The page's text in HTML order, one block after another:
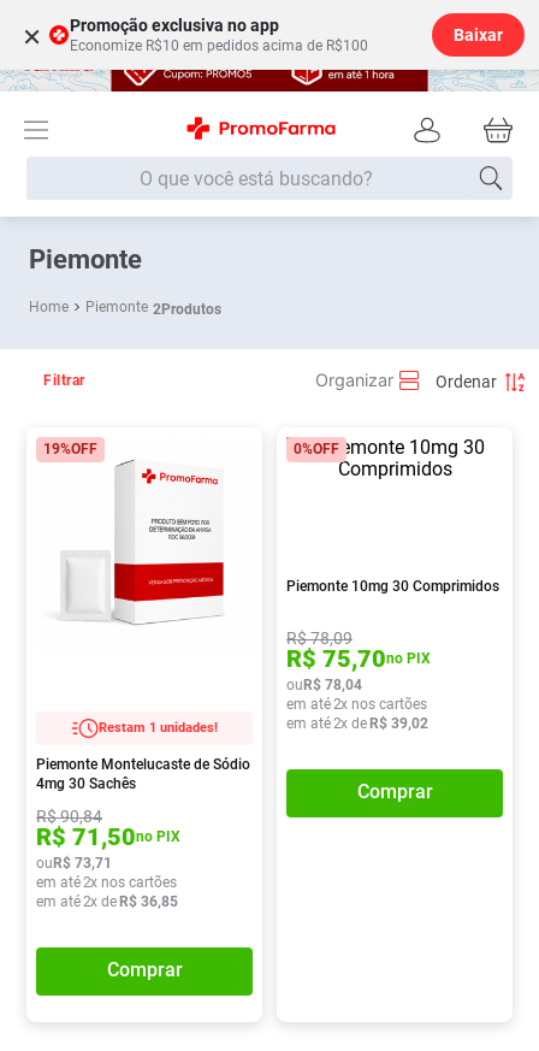
× Promoção exclusiva no app
Economize R$10 em pedidos acima de R$100
Baixar
O que você está buscando?
Piemonte
Piemonte 2Produtos
Filtrar
19%OFF
Restam 1 unidades!
Piemonte Montelucaste de Sódio
4mg 30 Sachês
R$90,84
R$ 71,50no PIX
ouR$ 73,71
em até2x nos cartões
em até2x deR$ 36,85
Comprar
0%OFF
Piemonte 10mg 30 Comprimidos
R$78,09
R$ 75,70no PIX
ouR$ 78,04
em até2x nos cartões
em até2x deR$ 39,02
Comprar
Termos mais buscados
1 º Fralda
3º
5º
Shampoo
Desodorante
Pampers Confort Sec
Vitamina D